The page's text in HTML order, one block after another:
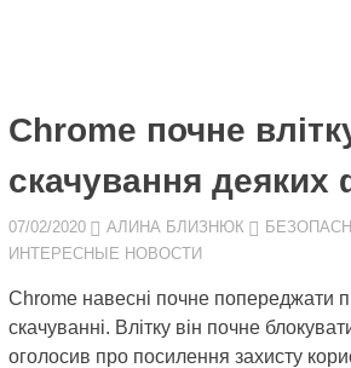
Chrome почне
скачування деяких
07/02/2020 АЛИНА БЛИЗНЮК
ИНТЕРЕСНЫЕ НОВОСТИ
Chrome навесні почне попереджати
скачуванні. Влітку він почне
оголосив про посилення захисту